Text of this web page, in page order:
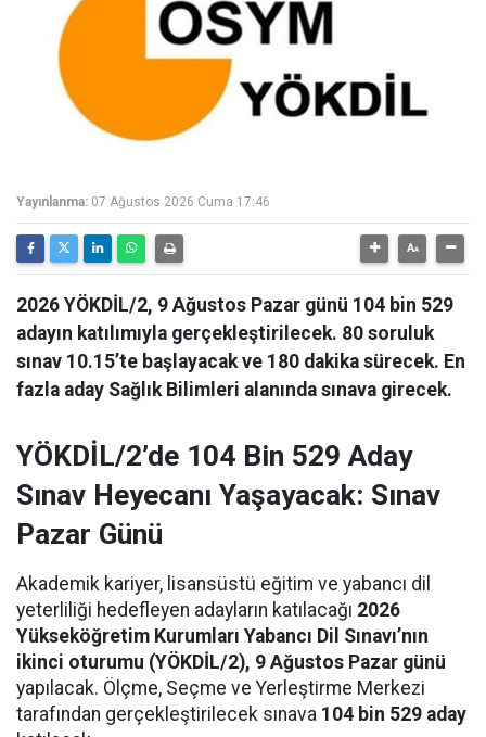
Yayınlanma: 07 Ağustos 2026 Cuma 17:46
2026 YÖKDİL/2, 9 Ağustos Pazar günü 104 bin 529
adayın katılımıyla gerçekleştirilecek. 80 soruluk
sınav 10.15’te başlayacak ve 180 dakika sürecek. En
fazla aday Sağlık Bilimleri alanında sınava girecek.
YÖKDİL/2’de 104 Bin 529 Aday
Sınav Heyecanı Yaşayacak: Sınav
Pazar Günü
Akademik kariyer, lisansüstü eğitim ve yabancı dil
yeterliliği hedefleyen adayların katılacağı 2026
Yükseköğretim Kurumları Yabancı Dil Sınavı’nın
ikinci oturumu (YÖKDİL/2), 9 Ağustos Pazar günü
yapılacak. Ölçme, Seçme ve Yerleştirme Merkezi
tarafından gerçekleştirilecek sınava 104 bin 529 aday